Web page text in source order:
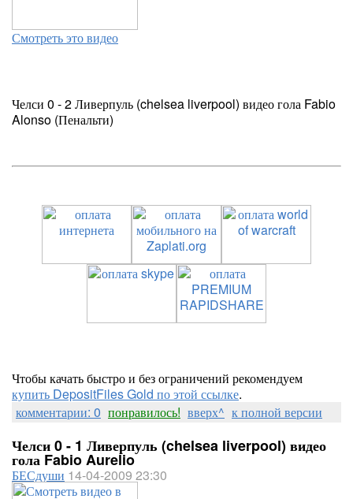
Смотреть это видео
Челси 0 - 2 Ливерпуль (chelsea liverpool) видео гола Fabio
Alonso (Пенальти)
Чтобы качать быстро и без ограничений рекомендуем
купить DepositFiles Gold по этой ссылке.
комментарии: 0 понравилось! вверх^ к полной версии
Челси 0 - 1 Ливерпуль (chelsea liverpool) видео
гола Fabio Aurelio
БЕСдуши 14-04-2009 23:30